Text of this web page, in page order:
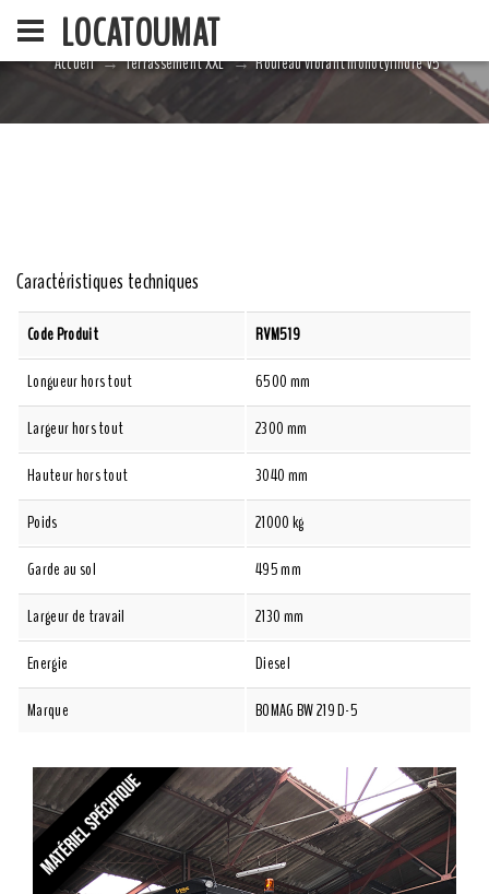
LOCATOUMAT
Accueil Terrassement XXL Rouleau vibrant monocylindre V5
Caractéristiques techniques
Code Produit
RVM519
Longueur hors tout
6500 mm
Largeur hors tout
2300 mm
Hauteur hors tout
3040 mm
Poids
21000 kg
Garde au sol
495 mm
Largeur de travail
2130 mm
Energie
Diesel
Marque
BOMAG BW 219 D-5